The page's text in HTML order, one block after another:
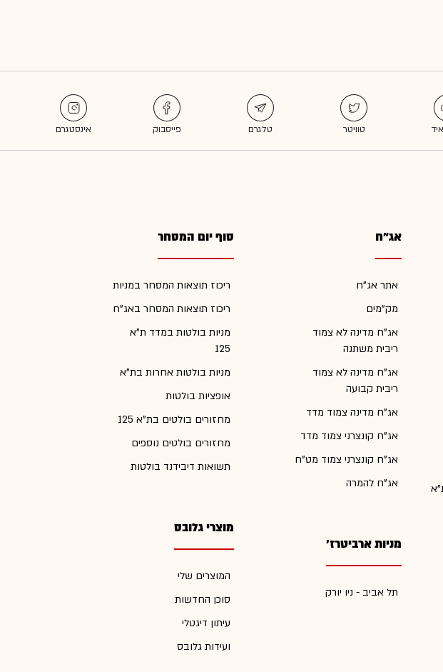
אג"ח
אתר אג"ח
מק"מים
אג"ח מדינה לא צמוד
ריבית משתנה
אג"ח מדינה לא צמוד
ריבית קבועה
אג"ח מדינה צמוד מדד
אג"ח קונצרני צמוד מדד
אג"ח קונצרני צמוד מט"ח
אג"ח להמרה
מניות ארביטרז'
תל אביב - ניו יורק
סוף יום המסחר
ריכוז תוצאות המסחר במניות
ריכוז תוצאות המסחר באג"ח
מניות בולטות במדד ת"א
125
מניות בולטות אחרות בת"א
אופציות בולטות
מחזורים בולטים בת"א 125
מחזורים בולטים נוספים
תשואות דיבידנד בולטות
מוצרי גלובס
המוצרים שלי
סוכן החדשות
עיתון דיגטלי
ועידות גלובס